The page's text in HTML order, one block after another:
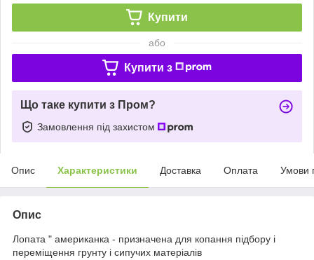
Купити
або
Купити з
Що таке купити з Пром?
Замовлення під захистом
Опис Характеристики Доставка Оплата Умови
Опис
Лопата " американка - призначена для копання підбору і
переміщення грунту і сипучих матеріалів